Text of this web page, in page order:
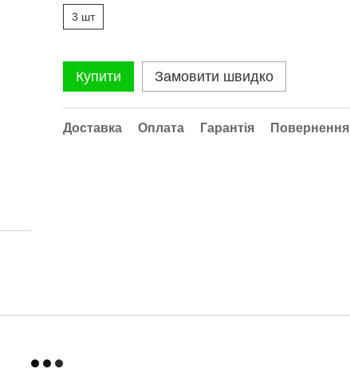
3 шт
Купити Замовити швидко
Доставка Оплата Гарантія Повернення